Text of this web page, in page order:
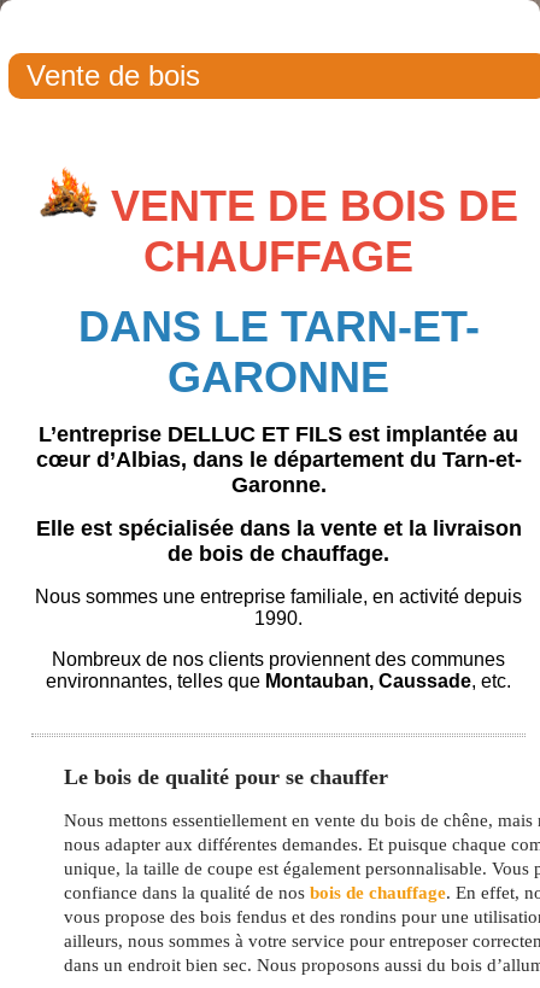
Vente de bois
VENTE DE BOIS DE
CHAUFFAGE
DANS LE TARN-ET-
GARONNE
L’entreprise DELLUC ET FILS est implantée au
cœur d’Albias, dans le département du Tarn-et-
Garonne.
Elle est spécialisée dans la vente et la livraison
de bois de chauffage.
Nous sommes une entreprise familiale, en activité depuis
1990.
Nombreux de nos clients proviennent des communes
environnantes, telles que Montauban, Caussade, etc.
Le bois de qualité pour se chauffer
Nous mettons essentiellement en vente du bois de chêne, mais
nous adapter aux différentes demandes. Et puisque chaque
unique, la taille de coupe est également personnalisable. Vous
confiance dans la qualité de nos bois de chauffage. En effet,
vous propose des bois fendus et des rondins pour une
ailleurs, nous sommes à votre service pour entreposer
dans un endroit bien sec. Nous proposons aussi du bois